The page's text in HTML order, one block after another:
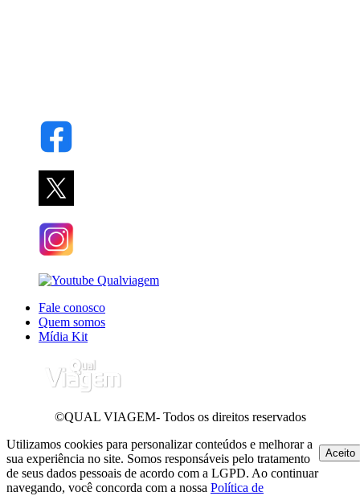
Fale conosco
Quem somos
Mídia Kit
©QUAL VIAGEM- Todos os direitos reservados
Utilizamos cookies para personalizar conteúdos e melhorar a
sua experiência no site. Somos responsáveis pelo tratamento
de seus dados pessoais de acordo com a LGPD. Ao continuar
navegando, você concorda com a nossa Política de
Aceito